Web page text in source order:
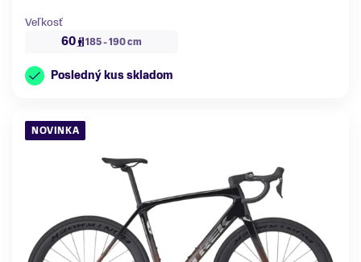
Veľkosť
60
185 - 190 cm
Posledný kus skladom
NOVINKA